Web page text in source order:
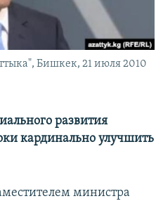
Бишкек, 21 июля 2010
развития
кардинально улучшить
министра